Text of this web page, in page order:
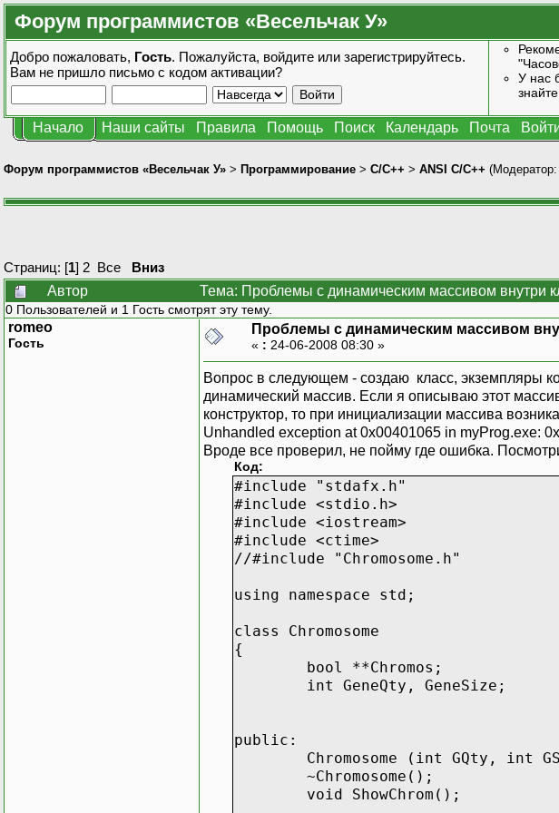
Форум программистов «Весельчак У»
Добро пожаловать, Гость. Пожалуйста, войдите или зарегистрируйтесь.
Вам не пришло письмо с кодом активации?
У нас
Начало Наши сайты Правила Помощь Поиск Календарь Почта
Форум программистов «Весельчак У» > Программирование > C/C++ > ANSI С/С++ (Модератор:
Страниц: [1] 2 Все Вниз
Автор
Тема: Проблемы с динамическим массивом внутри
0 Пользователей и 1 Гость смотрят эту тему.
romeo
Гость
Проблемы с динамическим массивом
« : 24-06-2008 08:30 »
Вопрос в следующем - создаю класс, экземпляры
динамический массив. Если я описываю этот
конструктор, то при инициализации массива
Unhandled exception at 0x00401065 in myProg.exe:
Вроде все проверил, не пойму где ошибка.
Код:
#include "stdafx.h"
#include <stdio.h>
#include <iostream>
#include <ctime>
//#include "Chromosome.h"
using namespace std;
class Chromosome
{
bool **Chromos;
int GeneQty, GeneSize;
public:
Chromosome (int GQty, int
~Chromosome();
void ShowChrom();